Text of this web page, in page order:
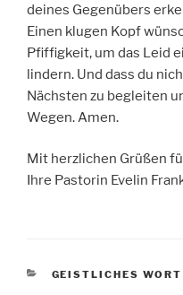
deines Gegenübers
Einen klugen Kopf
Pfiffigkeit, um das Leid
lindern. Und dass du
Nächsten zu begleiten
Wegen. Amen.
Mit herzlichen Grüßen
Ihre Pastorin Evelin
KATEGORIEN
GEISTLICHES WORT